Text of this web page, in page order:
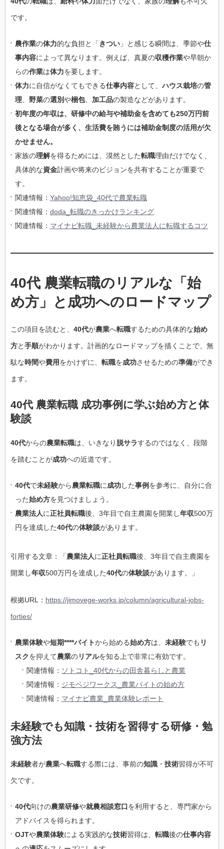
です。
農作業の体力的な負担と「 きつい 」と感じる瞬間は、季節や仕
事内容によって異なります。例えば、真夏の収穫作業や早朝か
らの作業は体力を要します。
体力に自信がなくてもできる仕事内容として、ハウス栽培の管
理、 野菜の選別や梱包、 加工品の製造などがあります。
初年度の年収は、研修中の給与や補助金を含めても250万円前
後となる場合が多く、生活費を賄うには補助金制度の活用が欠
かせません。
家族の理解を得るためには、漠然とした転職理由だけでなく、
具体的な資金計画や将来のビジョンを共有することが重要で
す。
関連情報： Yahoo!知恵袋_40代で農業転職
関連情報： doda_転職のきっかけランキング
関連情報： マイナビ転職_未経験から農業法人に転職するコツ
40代 農業転職のリアルな「始
め方」と成功へのロードマップ
この項目を読むと、 40代が農業へ転職するための具体的な始め
方と手順がわかります。計画的なロードマップを描くことで、無
駄な時間や費用をかけずに、 転職を成功させるための準備ができ
ます。
40代 農業転職 成功事例に学ぶ始め方と体
験談
40代からの農業転職は、いきなり 脱サラするのではなく、段階
を踏むことが成功への近道です。
40代で未経験から農業転職に成功した事例を参考に、自分に合
った始め方を見つけましょう。
農業法人に正社員転職後、3年目で自主農園を開業し年収500万
円を達成した40代の体験談があります。
引用する文章：「農業法人に正社員転職後、3年目で自主農園を
開業し年収500万円を達成した40代の体験談があります。」
根拠URL： https://jimovege-works.jp/column/agricultural-jobs-
forties/
農業体験や短期****バイトから始める始め方は、 未経験でも リ
スクを抑えて農業のリアルを知る上で非常に有効です。
関連情報： ソトコト_40代からの田舎暮らしと農業
関連情報： ジモベジワークス_農業バイトの始め方
関連情報： マイナビ農業_農業体験レポート
未経験でも知識・技術を習得する研修・勉
強方法
未経験者が農業へ転職する際には、事前の知識 ・ 技術習得が不可
欠です。
40代向けの農業研修や就農相談窓口を利用すると、専門家から
アドバイスを得られます。
OJTや農業体験による実践的な技術習得は、 転職後の仕事内容